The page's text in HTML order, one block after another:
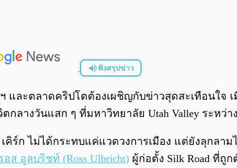
ฟังสรุปข่าว
และตลาดคริปโตต้องเผชิญกับข่าวสุดสะเทือนใ
กลางวันแสก ๆ ที่มหาวิทยาลัย Utah Valley ระหว่า
คิร์ก ไม่ได้กระทบแค่แวดวงการเมือง แต่ยังลุกลา
อส อูลบริชท์ (Ross Ulbricht) ผู้ก่อตั้ง Silk Road ที่